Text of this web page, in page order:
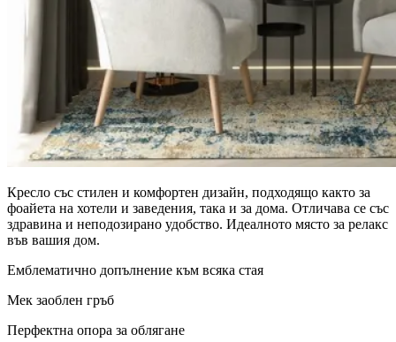
Кресло със стилен и комфортен дизайн, подходящо както за
фоайета на хотели и заведения, така и за дома. Отличава се със
здравина и неподозирано удобство. Идеалното място за релакс
във вашия дом.
Емблематично допълнение към всяка стая
Мек заоблен гръб
Перфектна опора за облягане